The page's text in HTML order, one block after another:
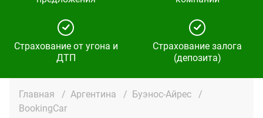
Страхование от угона и
ДТП
Страхование залога
(депозита)
Главная / Аргентина / Буэнос-Айрес
/
BookingCar